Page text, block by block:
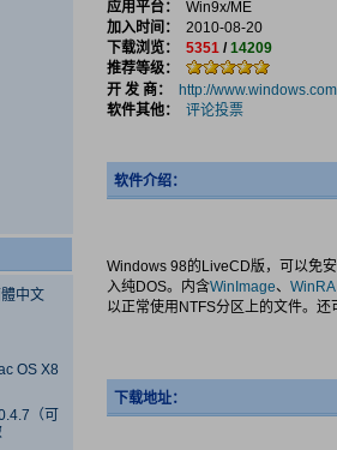
中文
OS X8
（可
应用平台：
Win9x/ME
加入时间：
2010-08-20
下载浏览：
5351 / 14209
推荐等级：
开 发 商：
http://www.windows.com
软件其他：
评论投票
软件介绍：
Windows 98的LiveCD版，可以免
入纯DOS。内含WinImage、
以正常使用NTFS分区上的文件。
下载地址：